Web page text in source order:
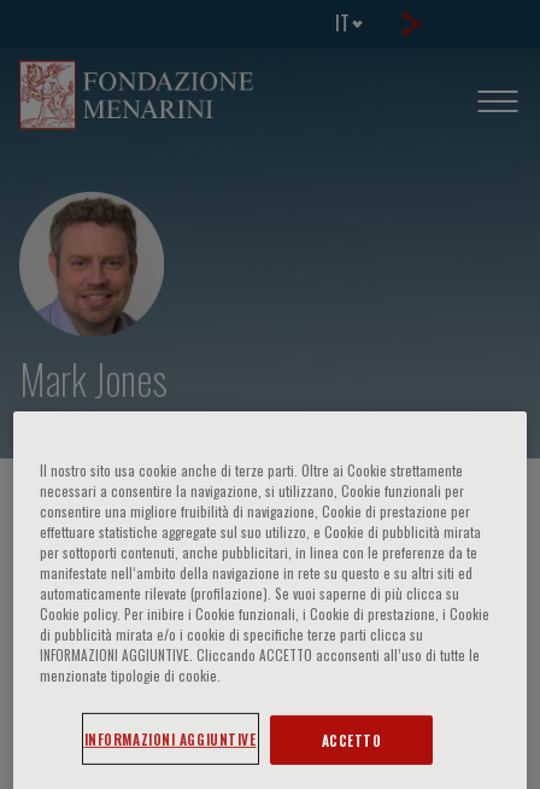
IT
Mark Jones
HOME PAGE / CORSI ED EVENTI / RELATORE
Mark Jones
Curriculum Vitae
Il nostro sito usa cookie anche di terze parti. Oltre ai Cookie strettamente
necessari a consentire la navigazione, si utilizzano, Cookie funzionali per
consentire una migliore fruibilità di navigazione, Cookie di prestazione per
effettuare statistiche aggregate sul suo utilizzo, e Cookie di pubblicità mirata
per sottoporti contenuti, anche pubblicitari, in linea con le preferenze da te
manifestate nell‘ambito della navigazione in rete su questo e su altri siti ed
automaticamente rilevate (profilazione). Se vuoi saperne di più clicca su
Cookie policy. Per inibire i Cookie funzionali, i Cookie di prestazione, i Cookie
di pubblicità mirata e/o i cookie di specifiche terze parti clicca su
INFORMAZIONI AGGIUNTIVE. Cliccando ACCETTO acconsenti all’uso di tutte le
menzionate tipologie di cookie.
INFORMAZIONI AGGIUNTIVE ACCETTO